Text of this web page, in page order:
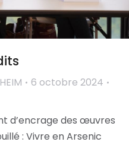
6 octobre 2024
d’encrage des œuvres
: Vivre en Arsenic